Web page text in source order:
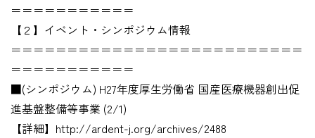
＝＝＝＝＝＝＝＝＝＝＝
【２】イベント・シンポジウム情報
＝＝＝＝＝＝＝＝＝＝＝＝＝＝＝＝＝＝＝＝＝＝＝＝＝＝
＝＝＝＝＝＝＝＝＝＝＝
■(シンポジウム) H27年度厚生労働省 国産医療機器創出促
進基盤整備等事業 (2/1)
【詳細】http://ardent-j.org/archives/2488